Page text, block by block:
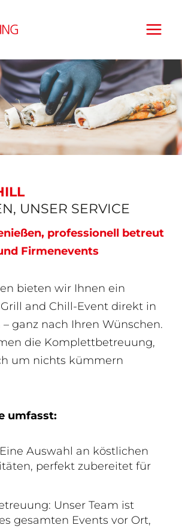
UNSER SERVICE
professionell betreut
Firmenevents
bieten wir Ihnen ein
and Chill-Event direkt in
ganz nach Ihren Wünschen.
die Komplettbetreuung,
um nichts kümmern
umfasst:
Auswahl an köstlichen
perfekt zubereitet für
Unser Team ist
gesamten Events vor Ort,